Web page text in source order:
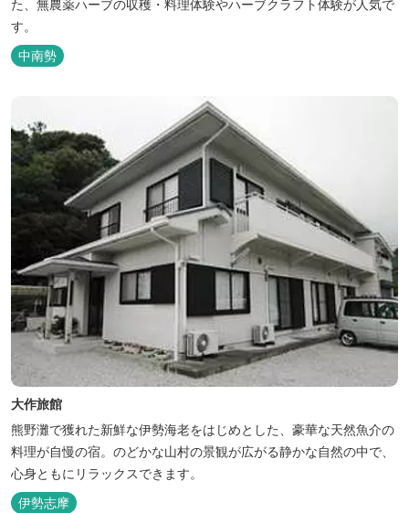
た、無農薬ハーブの収穫・料理体験やハーブクラフト体験が人気で
す。
中南勢
大作旅館
熊野灘で獲れた新鮮な伊勢海老をはじめとした、豪華な天然魚介の
料理が自慢の宿。のどかな山村の景観が広がる静かな自然の中で、
心身ともにリラックスできます。
伊勢志摩